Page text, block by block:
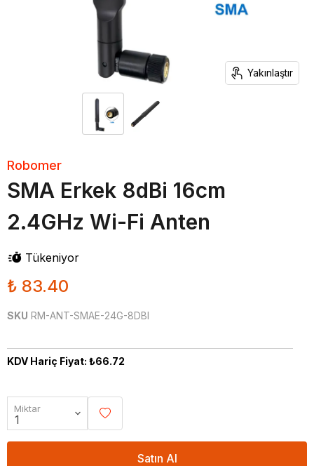
Yakınlaştır
Robomer
SMA Erkek 8dBi 16cm
2.4GHz Wi-Fi Anten
Tükeniyor
₺ 83.40
SKU RM-ANT-SMAE-24G-8DBI
KDV Hariç Fiyat: ₺66.72
Miktar
Satın Al